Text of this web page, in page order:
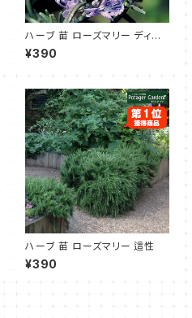
ハーブ 苗 ローズマリー ディー
プブルー
¥390
ハーブ 苗 ローズマリー 這性
¥390